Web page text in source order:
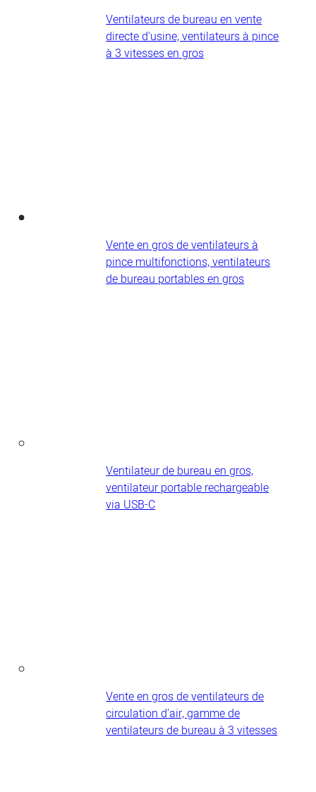
Ventilateurs de bureau en vente
directe d'usine, ventilateurs à pince
à 3 vitesses en gros
Vente en gros de ventilateurs à
pince multifonctions, ventilateurs
de bureau portables en gros
Ventilateur de bureau en gros,
ventilateur portable rechargeable
via USB-C
Vente en gros de ventilateurs de
circulation d'air, gamme de
ventilateurs de bureau à 3 vitesses